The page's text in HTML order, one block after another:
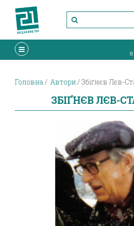
Головна Автори Збіґнєв Лєв-
ЗБІҐНЄВ ЛЄВ-